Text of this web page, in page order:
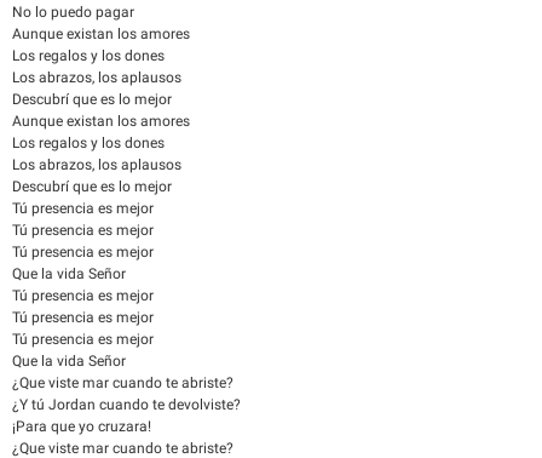
No lo puedo pagar
Aunque existan los amores
Los regalos y los dones
Los abrazos, los aplausos
Descubrí que es lo mejor
Aunque existan los amores
Los regalos y los dones
Los abrazos, los aplausos
Descubrí que es lo mejor
Tú presencia es mejor
Tú presencia es mejor
Tú presencia es mejor
Que la vida Señor
Tú presencia es mejor
Tú presencia es mejor
Tú presencia es mejor
Que la vida Señor
¿Que viste mar cuando te abriste?
¿Y tú Jordan cuando te devolviste?
¡Para que yo cruzara!
¿Que viste mar cuando te abriste?